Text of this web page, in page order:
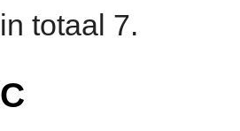
in totaal 7.
C